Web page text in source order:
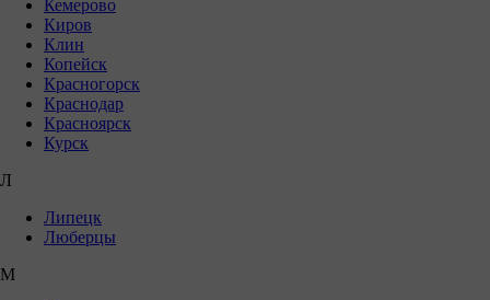
Кемерово
Киров
Клин
Копейск
Красногорск
Краснодар
Красноярск
Курск
Л
Липецк
Люберцы
М